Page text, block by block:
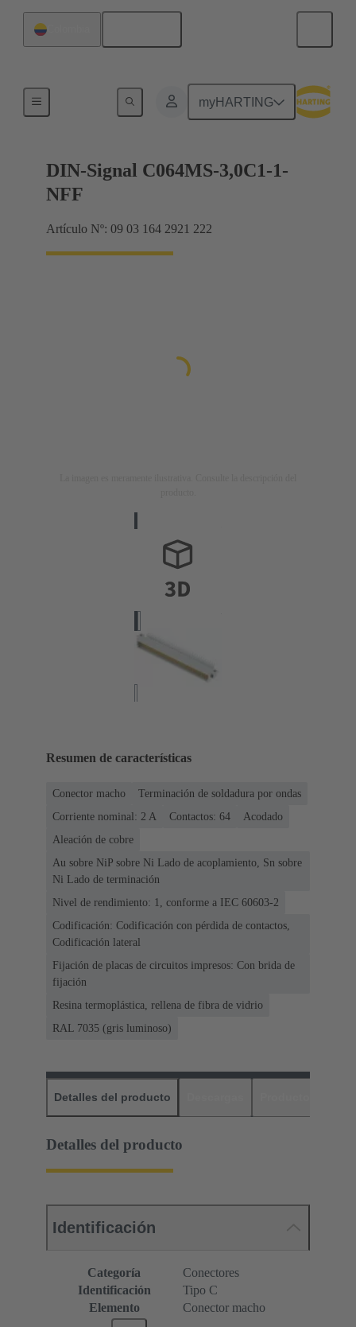
myHARTING
Terminación de placa madre a tarjeta hija
DIN-Signal C064MS-3,0C1-1-
NFF
Artículo Nº: 09 03 164 2921 222
Resumen de características
Conector macho
Terminación de soldadura por ondas
Corriente nominal: ‌2 A
Contactos: 64
Acodado
Aleación de cobre
Au sobre NiP sobre Ni Lado de acoplamiento, Sn sobre
Ni Lado de terminación
Nivel de rendimiento: 1, conforme a IEC 60603-2
Codificación: Codificación con pérdida de contactos,
Codificación lateral
Fijación de placas de circuitos impresos: Con brida de
fijación
Resina termoplástica, rellena de fibra de vidrio
RAL 7035 (gris luminoso)
Detalles del producto
Detalles del producto
Identificación
Categoría
Conectores
Identificación
Tipo C
Elemento
Conector macho